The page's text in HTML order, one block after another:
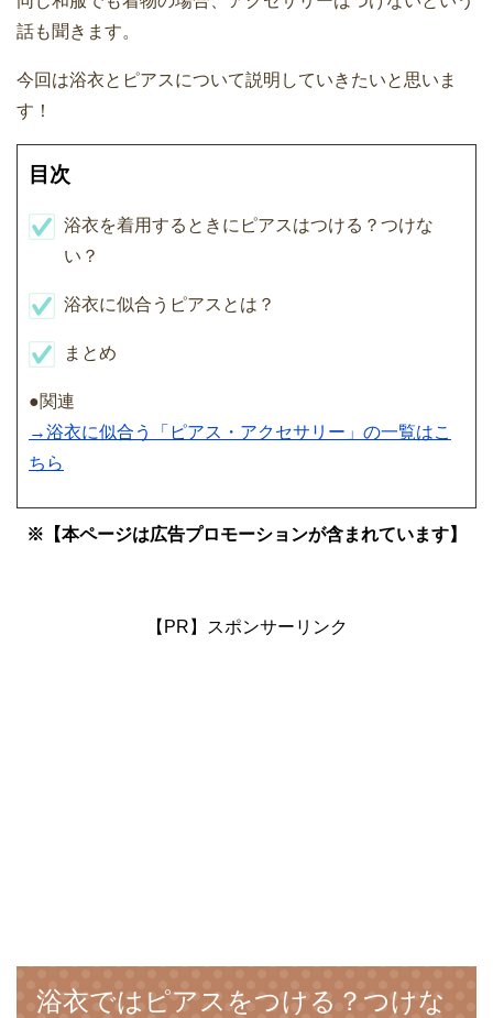
話も聞きます。
今回は浴衣とピアスについて説明していきたいと思いま
す！
目次
浴衣を着用するときにピアスはつける？つけな
い？
浴衣に似合うピアスとは？
まとめ
●関連
→浴衣に似合う「ピアス・アクセサリー」の一覧はこ
ちら
※【本ページは広告プロモーションが含まれています】
【PR】スポンサーリンク
浴衣ではピアスをつける？つけな